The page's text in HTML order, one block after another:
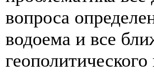
вопроса
водоема и все